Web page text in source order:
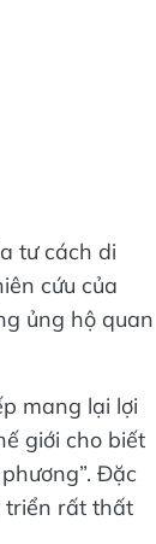
tư cách di
cứu của
ủng hộ quan
mang lại lợi
giới cho biết
Đặc
triển rất thất